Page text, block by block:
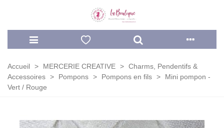
Accueil > MERCERIE CREATIVE > Charms, Pendentifs &
Accessoires > Pompons > Pompons en fils >
Mini pompon -
Vert / Rouge